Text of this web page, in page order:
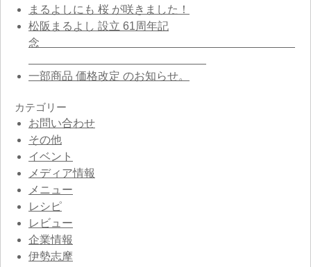
まるよしにも 桜 が咲きました！
松阪まるよし 設立 61周年記
念
一部商品 価格改定 のお知らせ。
カテゴリー
お問い合わせ
その他
イベント
メディア情報
メニュー
レシピ
レビュー
企業情報
伊勢志摩